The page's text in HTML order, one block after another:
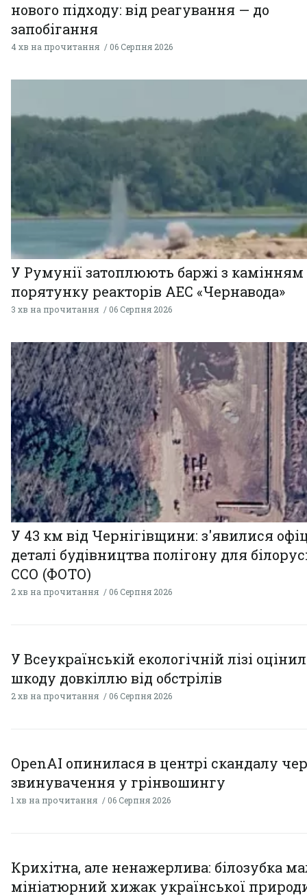
нового підходу: від реагування — до
запобігання
4 хв на прочитання 06 Серпня 2026
У Румунії затоплюють баржі з
порятунку реакторів АЕС «Чернавода»
3 хв на прочитання 06 Серпня 2026
У 43 км від Чернігівщини: з'явилися
деталі будівництва полігону для
ССО (ФОТО)
2 хв на прочитання 06 Серпня 2026
У Всеукраїнській екологічній лізі
шкоду довкіллю від обстрілів
2 хв на прочитання 06 Серпня 2026
OpenAI опинилася в центрі скандалу
звинувачення у грінвошингу
1 хв на прочитання 06 Серпня 2026
Крихітна, але ненажерлива: білозубка
мініатюрний хижак української